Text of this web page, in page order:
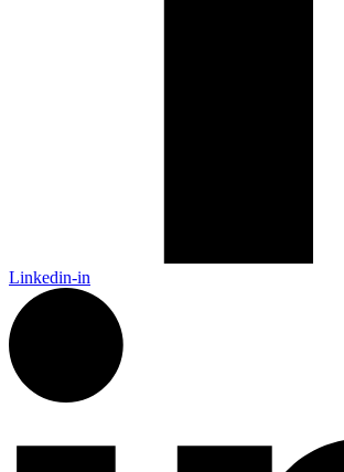
Linkedin-in